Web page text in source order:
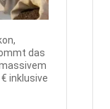
das
inklusive